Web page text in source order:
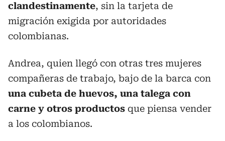
clandestinamente, sin la tarjeta de
migración exigida por autoridades
colombianas.
Andrea, quien llegó con otras tres mujeres
compañeras de trabajo, bajo de la barca con
una cubeta de huevos, una talega con
carne y otros productos que piensa vender
a los colombianos.